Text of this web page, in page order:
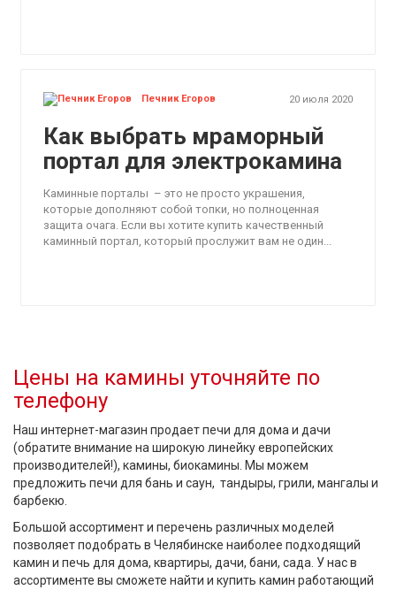
Печник Егоров 20 июля 2020
Как выбрать мраморный
портал для электрокамина
Каминные порталы – это не просто украшения,
которые дополняют собой топки, но полноценная
защита очага. Если вы хотите купить качественный
каминный портал, который прослужит вам не один...
Цены на камины уточняйте по
телефону
Наш интернет-магазин продает печи для дома и дачи
(обратите внимание на широкую линейку европейских
производителей!), камины, биокамины. Мы можем
предложить печи для бань и саун, тандыры, грили, мангалы и
барбекю.
Большой ассортимент и перечень различных моделей
позволяет подобрать в Челябинске наиболее подходящий
камин и печь для дома, квартиры, дачи, бани, сада. У нас в
ассортименте вы сможете найти и купить камин работающий